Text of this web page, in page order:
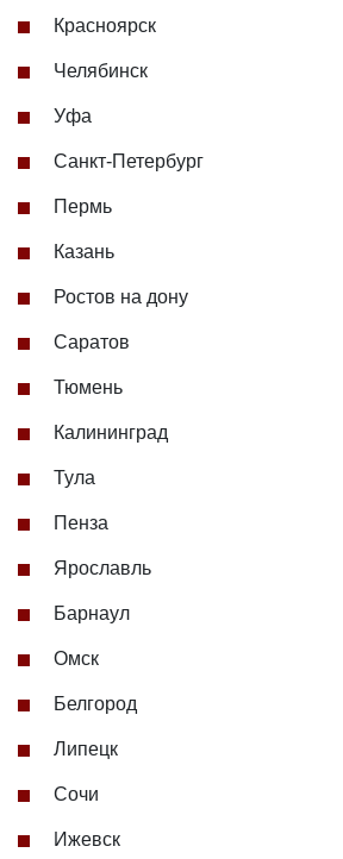
Красноярск
Челябинск
Уфа
Санкт-Петербург
Пермь
Казань
Ростов на дону
Саратов
Тюмень
Калининград
Тула
Пенза
Ярославль
Барнаул
Омск
Белгород
Липецк
Сочи
Ижевск